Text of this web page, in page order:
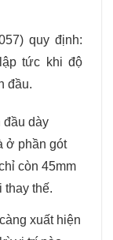
quy định:
tức khi độ
đầu.
đầu dày
ở phần gót
còn 45mm
thay thế.
xuất hiện